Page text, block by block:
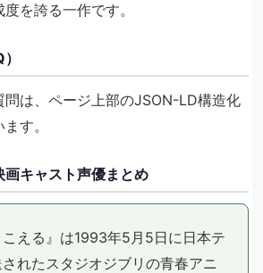
を誇る一作です。
問は、ページ上部のJSON-LD構造化
す。
画キャスト声優まとめ
える』は1993年5月5日に日本テ
れたスタジオジブリの青春アニ